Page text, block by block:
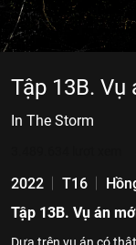
Tập 13B. Vụ
In The Storm
2022 T16
Tập 13B. Vụ án